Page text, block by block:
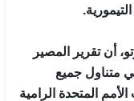
أن تقرير المصير
متناول جميع
المتحدة الرامية